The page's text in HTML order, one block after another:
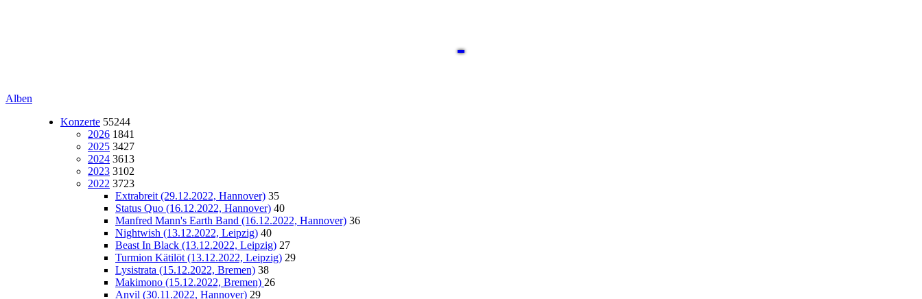
Alben
Konzerte 55244
2026 1841
2025 3427
2024 3613
2023 3102
2022 3723
Extrabreit (29.12.2022, Hannover) 35
Status Quo (16.12.2022, Hannover) 40
Manfred Mann's Earth Band (16.12.2022, Hannover) 36
Nightwish (13.12.2022, Leipzig) 40
Beast In Black (13.12.2022, Leipzig) 27
Turmion Kätilöt (13.12.2022, Leipzig) 29
Lysistrata (15.12.2022, Bremen) 38
Makimono (15.12.2022, Bremen) 26
Anvil (30.11.2022, Hannover) 29